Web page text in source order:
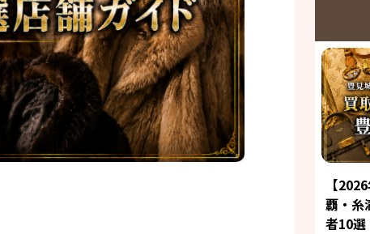
【
覇・糸
者10選